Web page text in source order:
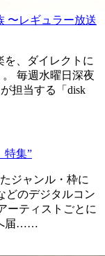
〜レギュラー放送
を、ダイレクトに
。 毎週水曜日深夜
担当する「disk
特集”
ジャンル・枠に
どのデジタルコン
ーティストごとに
届……